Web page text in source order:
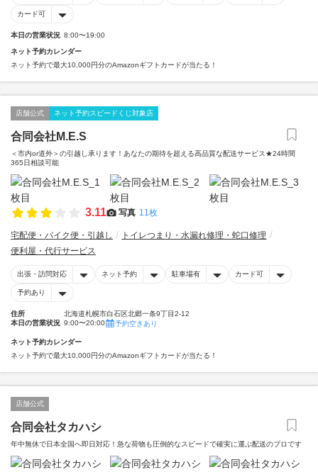
カード可
本日の営業状況 8:00〜19:00
ネット予約カレンダー
ネット予約で最大10,000円分のAmazonギフトカードが当たる！
店舗公式 ネット予約スピードくじ対象店
合同会社M.E.S
＜市内or道外＞の引越し承ります！あなたの期待を超える高品質な配送サービス★24時間
365日相談可能
3.11 写真 11枚
宅配便・バイク便・引越し
トイレつまり・水漏れ修理・蛇口修理
便利屋・代行サービス
出張・訪問対応 ネット予約 駐車場有 カード可
予約あり
住所
北海道札幌市白石区北郷一条9丁目2-12
本日の営業状況 9:00〜20:00 予約空きあり
ネット予約カレンダー
ネット予約で最大10,000円分のAmazonギフトカードが当たる！
店舗公式
合同会社タカハシ
年中無休で日本全国へ即日対応！急な荷物も圧倒的なスピードで確実に運ぶ配送のプロです